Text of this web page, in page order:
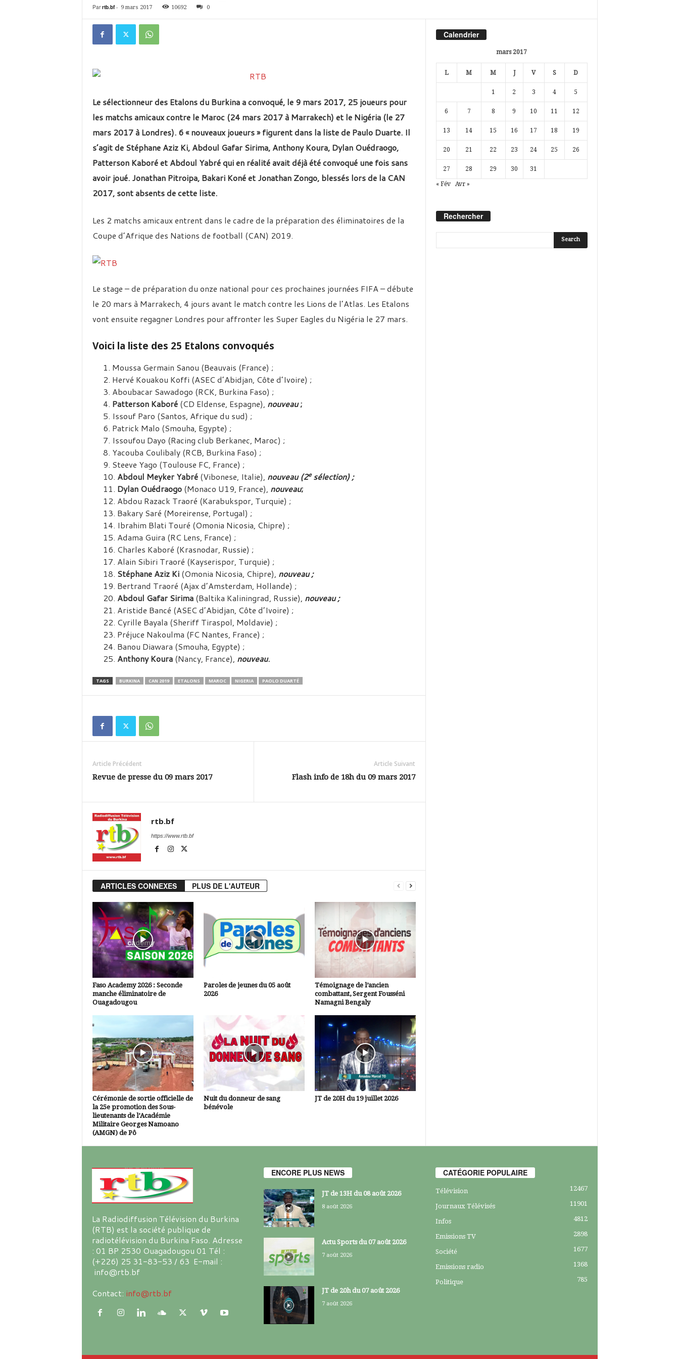
i
Par rtb.bf- 9 mars 2017 10692 0
Le sélectionneur des Etalons du Burkina a convoqué, le 9 mars 2017, 25 joueurs pour
les matchs amicaux contre le Maroc (24 mars 2017 à Marrakech) et le Nigéria (le 27
mars 2017 à Londres). 6 « nouveaux joueurs » figurent dans la liste de Paulo Duarte. Il
s’agit de Stéphane Aziz Ki, Abdoul Gafar Sirima, Anthony Koura, Dylan Ouédraogo,
Patterson Kaboré et Abdoul Yabré qui en réalité avait déjà été convoqué une fois sans
avoir joué. Jonathan Pitroipa, Bakari Koné et Jonathan Zongo, blessés lors de la CAN
2017, sont absents de cette liste.
Les 2 matchs amicaux entrent dans le cadre de la préparation des éliminatoires de la
Coupe d’Afrique des Nations de football (CAN) 2019.
Le stage – de préparation du onze national pour ces prochaines journées FIFA – débute
le 20 mars à Marrakech, 4 jours avant le match contre les Lions de l’Atlas. Les Etalons
vont ensuite regagner Londres pour affronter les Super Eagles du Nigéria le 27 mars.
Voici la liste des 25 Etalons convoqués
Moussa Germain Sanou (Beauvais (France) ;
Hervé Kouakou Koffi (ASEC d’Abidjan, Côte d’Ivoire) ;
Aboubacar Sawadogo (RCK, Burkina Faso) ;
Patterson Kaboré (CD Eldense, Espagne), nouveau;
Issouf Paro (Santos, Afrique du sud) ;
Patrick Malo (Smouha, Egypte) ;
Issoufou Dayo (Racing club Berkanec, Maroc) ;
Yacouba Coulibaly (RCB, Burkina Faso) ;
Steeve Yago (Toulouse FC, France) ;
Abdoul Meyker Yabré (Vibonese, Italie), nouveau (2esélection) ;
Dylan Ouédraogo (Monaco U19, France), nouveau;
Abdou Razack Traoré (Karabukspor, Turquie) ;
Bakary Saré (Moreirense, Portugal) ;
Ibrahim Blati Touré (Omonia Nicosia, Chipre) ;
Adama Guira (RC Lens, France) ;
Charles Kaboré (Krasnodar, Russie) ;
Alain Sibiri Traoré (Kayserispor, Turquie) ;
Stéphane Aziz Ki (Omonia Nicosia, Chipre), nouveau ;
Bertrand Traoré (Ajax d’Amsterdam, Hollande) ;
Abdoul Gafar Sirima (Baltika Kaliningrad, Russie), nouveau ;
Aristide Bancé (ASEC d’Abidjan, Côte d’Ivoire) ;
Cyrille Bayala (Sheriff Tiraspol, Moldavie) ;
Préjuce Nakoulma (FC Nantes, France) ;
Banou Diawara (Smouha, Egypte) ;
Anthony Koura (Nancy, France), nouveau.
TAGS BURKINA CAN 2019 ETALONS MAROC NIGERIA PAOLO DUARTÉ
Article Précédent
Revue de presse du 09 mars 2017
Article Suivant
Flash info de 18h du 09 mars 2017
rtb.bf
https://www.rtb.bf
ARTICLES CONNEXES PLUS DE L'AUTEUR
Faso Academy 2026 : Seconde
manche éliminatoire de
Ouagadougou
Paroles de jeunes du 05 août
2026
Témoignage de l’ancien
combattant, Sergent Fousséni
Namagni Bengaly
Cérémonie de sortie officielle de
la 25e promotion des Sous-
lieutenants de l’Académie
Militaire Georges Namoano
(AMGN) de Pô
Nuit du donneur de sang
bénévole
JT de 20H du 19 juillet 2026
Calendrier
mars 2017
L M M J V S D
1 2 3 4 5
6 7 8 9 10 11 12
13 14 15 16 17 18 19
20 21 22 23 24 25 26
27 28 29 30 31
« Fév Avr »
Rechercher
La Radiodiffusion Télévision du Burkina
(RTB) est la société publique de
radiotélévision du Burkina Faso. Adresse
: 01 BP 2530 Ouagadougou 01 Tél :
(+226) 25 31-83-53 / 63 E-mail :
info@rtb.bf
Contact: info@rtb.bf
ENCORE PLUS NEWS
JT de 13H du 08 août 2026
8 août 2026
Actu Sports du 07 août 2026
7 août 2026
JT de 20h du 07 août 2026
7 août 2026
CATÉGORIE POPULAIRE
Télévision 12467
Journaux Télévisés 11901
Infos 4812
Emissions TV 2898
Société 1677
Emissions radio 1368
Politique 785